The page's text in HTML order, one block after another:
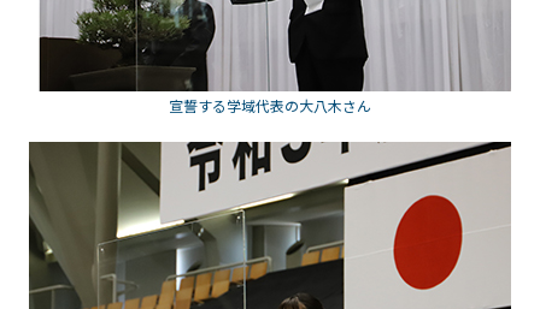
宣誓する学域代表の大八木さん